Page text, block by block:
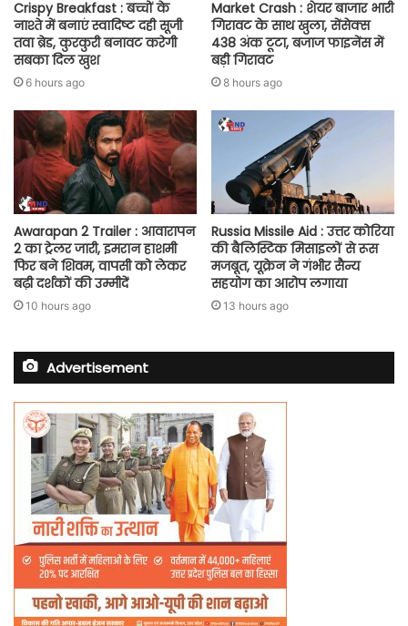
Crispy Breakfast : बच्चों के
नाश्ते में बनाएं स्वादिष्ट दही सूजी
तवा ब्रेड, कुरकुरी बनावट करेगी
सबका दिल खुश
6 hours ago
Market Crash : शेयर बाजार भारी
गिरावट के साथ खुला, सेंसेक्स
438 अंक टूटा, बजाज फाइनेंस में
बड़ी गिरावट
8 hours ago
Awarapan 2 Trailer : आवारापन
2 का ट्रेलर जारी, इमरान हाशमी
फिर बने शिवम, वापसी को लेकर
बढ़ी दर्शकों की उम्मीदें
10 hours ago
Russia Missile Aid : उत्तर कोरिया
की बैलिस्टिक मिसाइलों से रूस
मजबूत, यूक्रेन ने गंभीर सैन्य
सहयोग का आरोप लगाया
13 hours ago
Advertisement